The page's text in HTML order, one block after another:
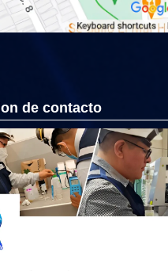
de contacto